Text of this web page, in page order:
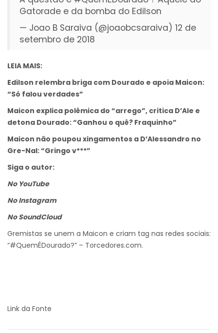
Gatorade e da bomba do Edilson
— Joao B Saraiva (@joaobcsaraiva) 12 de
setembro de 2018
LEIA MAIS:
Edilson relembra briga com Dourado e apoia Maicon:
“Só falou verdades”
Maicon explica polêmica do “arrego”, critica D’Ale e
detona Dourado: “Ganhou o quê? Fraquinho”
Maicon não poupou xingamentos a D’Alessandro no
Gre-Nal: “Gringo v***”
Siga o autor:
No YouTube
No Instagram
No SoundCloud
Gremistas se unem a Maicon e criam tag nas redes sociais:
“#QuemÉDourado?” – Torcedores.com.
Link da Fonte